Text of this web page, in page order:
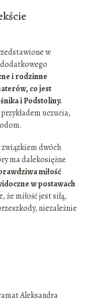
w
i rodzinne
co jest
i Podstoliny.
uczucia,
dwóch
ma dalekosiężne
miłość
w postawach
miłość jest siłą,
niezależnie
Aleksandra